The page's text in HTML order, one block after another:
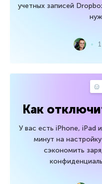
учетных записей
Как
У вас есть iPhone, iPad
минут на
сэкономить